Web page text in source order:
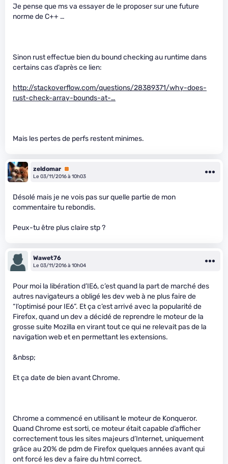
Je pense que ms va essayer de le proposer sur une future
norme de C++ …
Sinon rust effectue bien du bound checking au runtime dans
certains cas d’après ce lien:
http://stackoverflow.com/questions/28389371/why-does-
rust-check-array-bounds-at-…
Mais les pertes de perfs restent minimes.
zeldomar Premium
Le 03/11/2016 à 10h03
Désolé mais je ne vois pas sur quelle partie de mon
commentaire tu rebondis.
Peux-tu être plus claire stp ?
Wawet76
Le 03/11/2016 à 10h04
Pour moi la libération d’IE6, c’est quand la part de marché des
autres navigateurs a obligé les dev web à ne plus faire de
“l’optimisé pour IE6”. Et ça c’est arrivé avec la popularité de
Firefox, quand un dev a décidé de reprendre le moteur de la
grosse suite Mozilla en virant tout ce qui ne relevait pas de la
navigation web et en permettant les extensions.
&nbsp;
Et ça date de bien avant Chrome.
Chrome a commencé en utilisant le moteur de Konqueror.
Quand Chrome est sorti, ce moteur était capable d’afficher
correctement tous les sites majeurs d’Internet, uniquement
grâce au 20% de pdm de Firefox quelques années avant qui
ont forcé les dev a faire du html correct.